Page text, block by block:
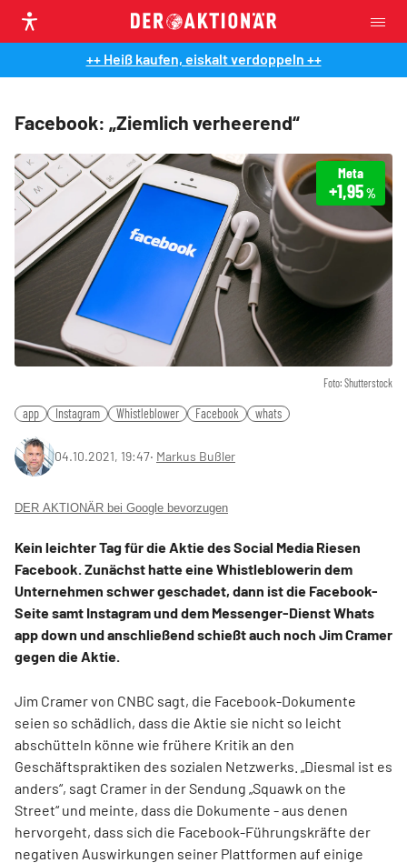
++ Heiß kaufen, eiskalt verdoppeln ++
Facebook: „Ziemlich verheerend“
Foto: Shutterstock
Meta
+1,95%
app Instagram Whistleblower Facebook whats
04.10.2021, 19:47‧ Markus Bußler
DER AKTIONÄR bei Google bevorzugen
Kein leichter Tag für die Aktie des Social Media Riesen
Facebook. Zunächst hatte eine Whistleblowerin dem
Unternehmen schwer geschadet, dann ist die Facebook-
Seite samt Instagram und dem Messenger-Dienst Whats
app down und anschließend schießt auch noch Jim Cramer
gegen die Aktie.
Jim Cramer von CNBC sagt, die Facebook-Dokumente
seien so schädlich, dass die Aktie sie nicht so leicht
abschütteln könne wie frühere Kritik an den
Geschäftspraktiken des sozialen Netzwerks. „Diesmal ist es
anders“, sagt Cramer in der Sendung „Squawk on the
Street“ und meinte, dass die Dokumente - aus denen
hervorgeht, dass sich die Facebook-Führungskräfte der
negativen Auswirkungen seiner Plattformen auf einige